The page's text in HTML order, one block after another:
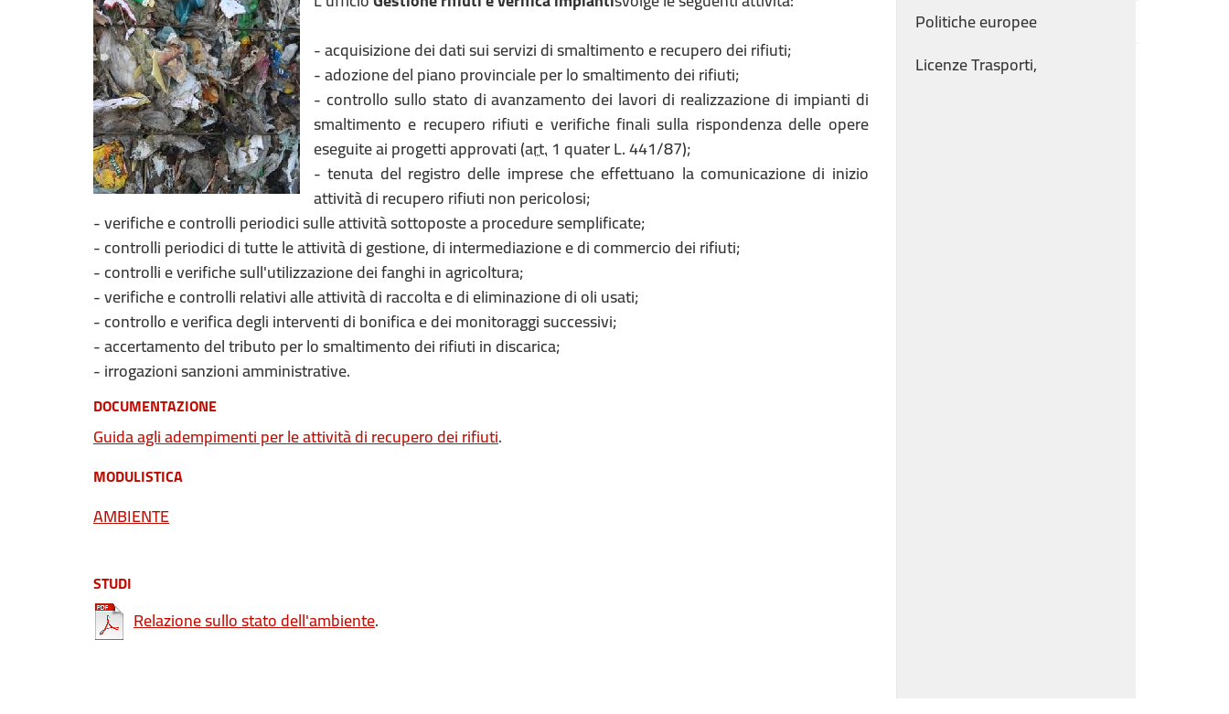
- acquisizione dei dati sui servizi di smaltimento e recupero dei rifiuti;
- adozione del piano provinciale per lo smaltimento dei rifiuti;
- controllo sullo stato di avanzamento dei lavori di realizzazione di impianti di
smaltimento e recupero rifiuti e verifiche finali sulla rispondenza delle opere
eseguite ai progetti approvati (art. 1 quater L. 441/87);
- tenuta del registro delle imprese che effettuano la comunicazione di inizio
attività di recupero rifiuti non pericolosi;
- verifiche e controlli periodici sulle attività sottoposte a procedure semplificate;
- controlli periodici di tutte le attività di gestione, di intermediazione e di commercio dei rifiuti;
- controlli e verifiche sull'utilizzazione dei fanghi in agricoltura;
- verifiche e controlli relativi alle attività di raccolta e di eliminazione di oli usati;
- controllo e verifica degli interventi di bonifica e dei monitoraggi successivi;
- accertamento del tributo per lo smaltimento dei rifiuti in discarica;
- irrogazioni sanzioni amministrative.
DOCUMENTAZIONE
Guida agli adempimenti per le attività di recupero dei rifiuti.
MODULISTICA
AMBIENTE
STUDI
Relazione sullo stato dell'ambiente.
Politiche europee
Licenze Trasporti,